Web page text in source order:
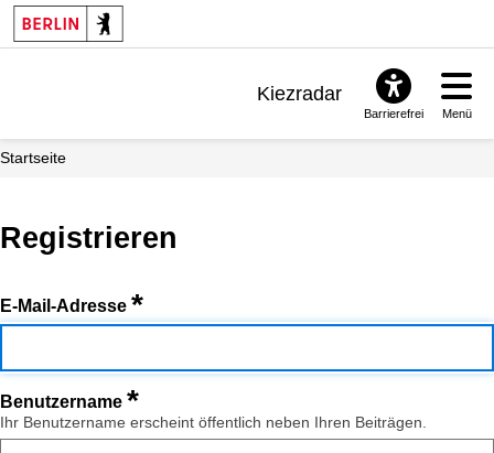
Kiezradar
Barrierefrei Menü
Startseite
Registrieren
E-Mail-Adresse *
Benutzername *
Ihr Benutzername erscheint öffentlich neben Ihren Beiträgen.